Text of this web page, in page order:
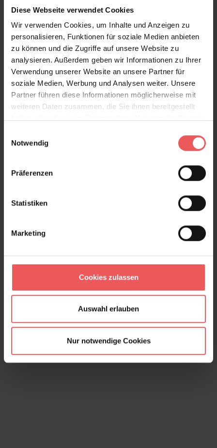
Diese Webseite verwendet Cookies
Wir verwenden Cookies, um Inhalte und Anzeigen zu
personalisieren, Funktionen für soziale Medien anbieten
zu können und die Zugriffe auf unsere Website zu
analysieren. Außerdem geben wir Informationen zu Ihrer
Verwendung unserer Website an unsere Partner für
soziale Medien, Werbung und Analysen weiter. Unsere
Partner führen diese Informationen möglicherweise mit
weiteren Daten zusammen, die Sie ihnen bereitgestellt
Notwendig
Präferenzen
Statistiken
Marketing
Cookies zulassen
Auswahl erlauben
Nur notwendige Cookies
Mildred, Amparo
143,00 €
143,00 €